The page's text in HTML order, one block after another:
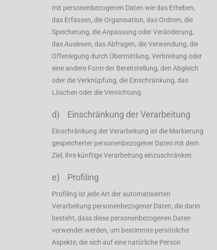
mit personenbezogenen Daten wie das Erheben,
das Erfassen, die Organisation, das Ordnen, die
Speicherung, die Anpassung oder Veränderung,
das Auslesen, das Abfragen, die Verwendung, die
Offenlegung durch Übermittlung, Verbreitung oder
eine andere Form der Bereitstellung, den Abgleich
oder die Verknüpfung, die Einschränkung, das
Löschen oder die Vernichtung.
d) Einschränkung der Verarbeitung
Einschränkung der Verarbeitung ist die Markierung
gespeicherter personenbezogener Daten mit dem
Ziel, ihre künftige Verarbeitung einzuschränken.
e) Profiling
Profiling ist jede Art der automatisierten
Verarbeitung personenbezogener Daten, die darin
besteht, dass diese personenbezogenen Daten
verwendet werden, um bestimmte persönliche
Aspekte, die sich auf eine natürliche Person